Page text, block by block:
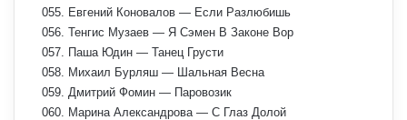
055. Евгений Коновалов — Если Разлюбишь
056. Тенгис Музаев — Я Cэмен В Законе Вор
057. Паша Юдин — Танец Грусти
058. Михаил Бурляш — Шальная Весна
059. Дмитрий Фомин — Паровозик
060. Марина Александрова — С Глаз Долой